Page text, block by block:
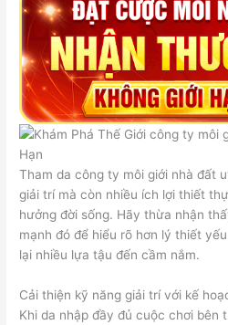
Tham da công ty môi giới nhà đất
giải trí mà còn nhiều ích lợi thiết
hưởng đời sống. Hãy thừa nhận
mạnh đó để hiểu rõ hơn lý thiết
lại nhiều lựa tậu đến cầm nắm.
Cải thiện kỹ năng giải trí với kế
Khi da nhập đầy đủ cuộc chơi bên